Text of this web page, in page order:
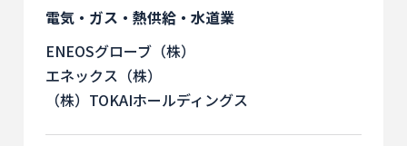
電気・ガス・熱供給・水道業
ENEOSグローブ（株）
エネックス（株）
（株）TOKAIホールディングス